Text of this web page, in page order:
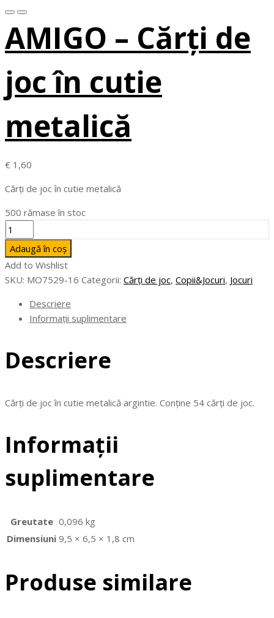
AMIGO – Cărți de
joc în cutie
metalică
€ 1,60
Cărți de joc în cutie metalică
500 rămase în stoc
Cantitate
AMIGO
-
Cărți
de
Adaugă în coș
Add to Wishlist
SKU: MO7529-16 Categorii: Cărți de joc, Copii&Jocuri, Jocuri
Descriere
Informații suplimentare
Descriere
Cărți de joc în cutie metalică argintie. Conține 54 cărți de joc.
Informații
suplimentare
Greutate 0,096 kg
Dimensiuni 9,5 × 6,5 × 1,8 cm
Produse similare